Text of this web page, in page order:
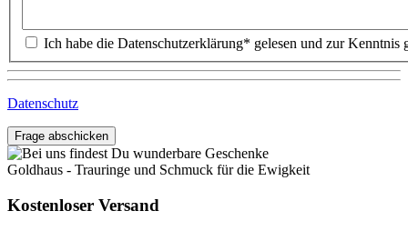
Datenschutz
Frage abschicken
Goldhaus - Trauringe und Schmuck für die Ewigkeit
Kostenloser Versand